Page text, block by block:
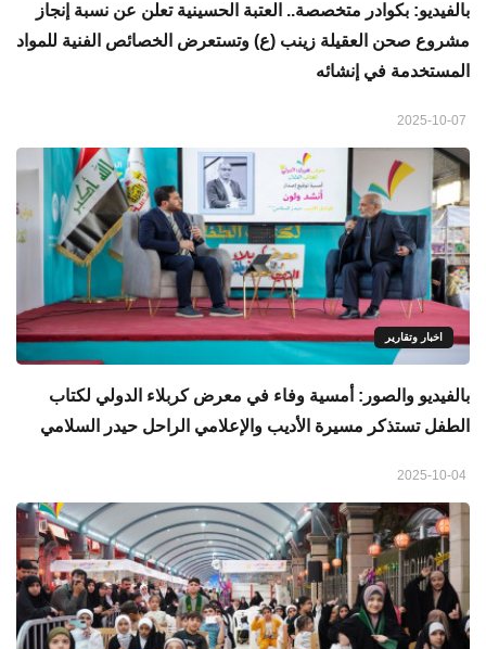
بالفيديو: بكوادر متخصصة.. العتبة الحسينية تعلن عن نسبة إنجاز
مشروع صحن العقيلة زينب (ع) وتستعرض الخصائص الفنية للمواد
المستخدمة في إنشائه
اخبار وتقارير
بالفيديو والصور: أمسية وفاء في معرض كربلاء الدولي لكتاب
الطفل تستذكر مسيرة الأديب والإعلامي الراحل حيدر السلامي